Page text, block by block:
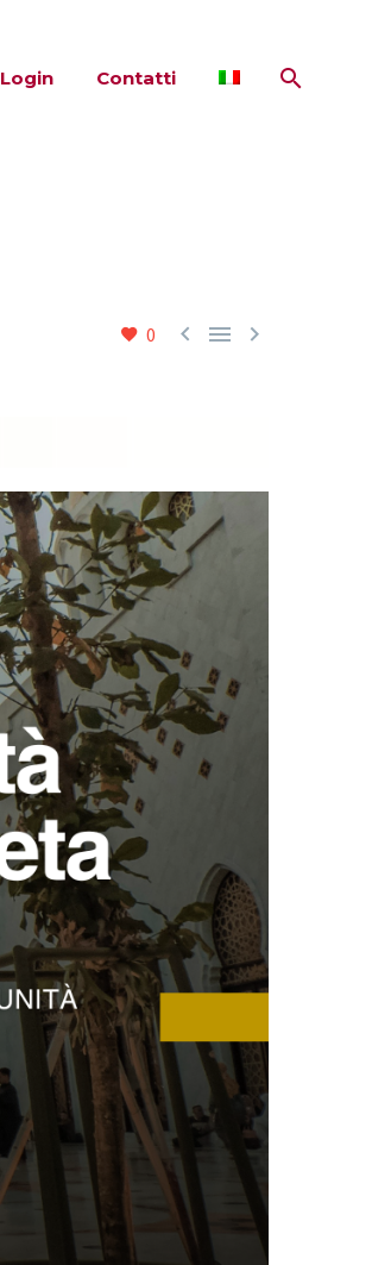
Login Contatti
0   